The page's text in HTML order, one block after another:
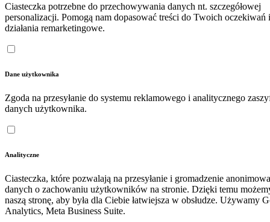
Ciasteczka potrzebne do przechowywania danych nt. szczegółowej
personalizacji. Pomogą nam dopasować treści do Twoich oczekiwań
działania remarketingowe.
Dane użytkownika
Zgoda na przesyłanie do systemu reklamowego i analitycznego
danych użytkownika.
Analityczne
Ciasteczka, które pozwalają na przesyłanie i gromadzenie
danych o zachowaniu użytkowników na stronie. Dzięki temu
naszą stronę, aby była dla Ciebie łatwiejsza w obsłudze. Używamy
Analytics, Meta Business Suite.